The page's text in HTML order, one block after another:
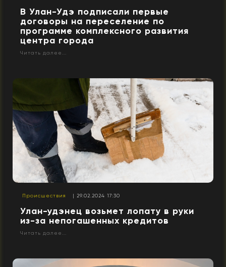
В Улан-Удэ подписали первые
договоры на переселение по
программе комплексного развития
центра города
Читать далее...
Происшествия | 29.02.2024 17:30
Улан-удэнец возьмет лопату в руки
из-за непогашенных кредитов
Читать далее...